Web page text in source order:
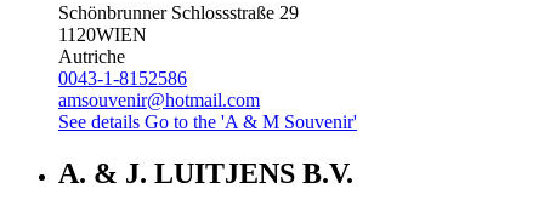
Schönbrunner Schlossstraße 29
1120WIEN
Autriche
0043-1-8152586
amsouvenir@hotmail.com
See details Go to the 'A & M Souvenir'
A. & J. LUITJENS B.V.